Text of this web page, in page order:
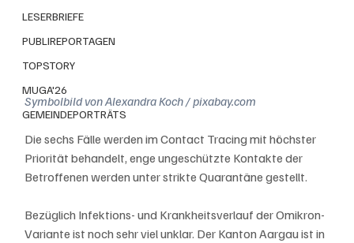
LESERBRIEFE
PUBLIREPORTAGEN
TOPSTORY
MUGA'26
GEMEINDEPORTRÄTS
Symbolbild von Alexandra Koch / pixabay.com
Die sechs Fälle werden im Contact Tracing mit höchster
Priorität behandelt, enge ungeschützte Kontakte der
Betroffenen werden unter strikte Quarantäne gestellt.
Bezüglich Infektions- und Krankheitsverlauf der Omikron-
Variante ist noch sehr viel unklar. Der Kanton Aargau ist in